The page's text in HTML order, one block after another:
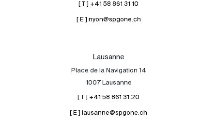
[ T ] +41 58 861 31 10
[ E ] nyon@spgone.ch
Lausanne
Place de la Navigation 14
1007 Lausanne
[ T ] +41 58 861 31 20
[ E ] lausanne@spgone.ch